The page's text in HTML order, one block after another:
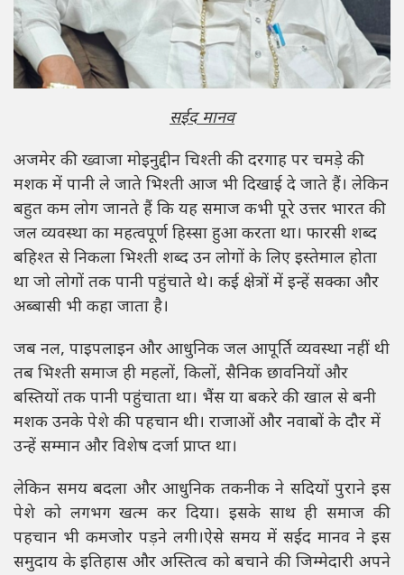
सईद मानव
अजमेर की ख्वाजा मोइनुद्दीन चिश्ती की दरगाह पर चमड़े की
मशक में पानी ले जाते भिश्ती आज भी दिखाई दे जाते हैं। लेकिन
बहुत कम लोग जानते हैं कि यह समाज कभी पूरे उत्तर भारत की
जल व्यवस्था का महत्वपूर्ण हिस्सा हुआ करता था। फारसी शब्द
बहिश्त से निकला भिश्ती शब्द उन लोगों के लिए इस्तेमाल होता
था जो लोगों तक पानी पहुंचाते थे। कई क्षेत्रों में इन्हें सक्का और
अब्बासी भी कहा जाता है।
जब नल, पाइपलाइन और आधुनिक जल आपूर्ति व्यवस्था नहीं थी
तब भिश्ती समाज ही महलों, किलों, सैनिक छावनियों और
बस्तियों तक पानी पहुंचाता था। भैंस या बकरे की खाल से बनी
मशक उनके पेशे की पहचान थी। राजाओं और नवाबों के दौर में
उन्हें सम्मान और विशेष दर्जा प्राप्त था।
लेकिन समय बदला और आधुनिक तकनीक ने सदियों पुराने इस
पेशे को लगभग खत्म कर दिया। इसके साथ ही समाज की
पहचान भी कमजोर पड़ने लगी।ऐसे समय में सईद मानव ने इस
समुदाय के इतिहास और अस्तित्व को बचाने की जिम्मेदारी अपने